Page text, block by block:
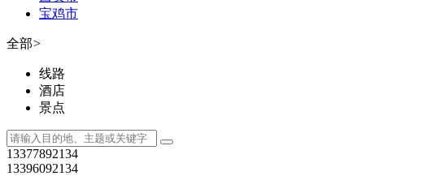
宝鸡市
全部>
线路
酒店
景点
13377892134
13396092134